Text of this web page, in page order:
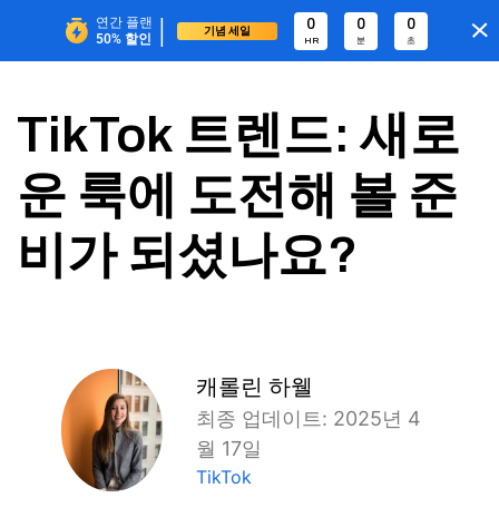
연간 플랜
50% 할인 | 기념 세일 0
HR
0
분
0
초
TikTok 트렌드: 새로
운 룩에 도전해 볼 준
비가 되셨나요?
캐롤린 하웰
최종 업데이트: 2025년 4
월 17일
TikTok